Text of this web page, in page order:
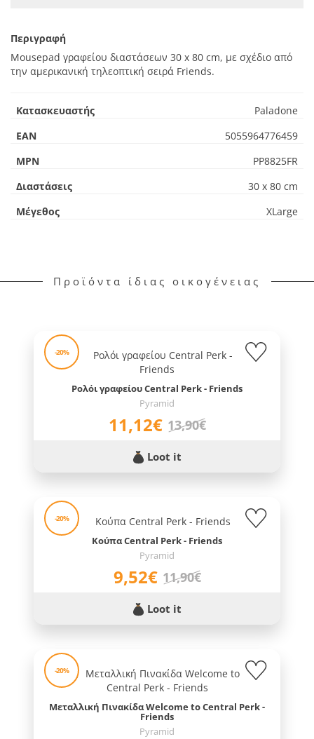
Περιγραφή
Mousepad γραφείου διαστάσεων 30 x 80 cm, με σχέδιο από
την αμερικανική τηλεοπτική σειρά Friends.
Κατασκευαστής
Paladone
EAN
5055964776459
MPN
PP8825FR
Διαστάσεις
30 x 80 cm
Μέγεθος
XLarge
Προϊόντα ίδιας οικογένειας
-20%
Ρολόι γραφείου Central Perk - Friends
Pyramid
11,12€ 13,90€
Loot it
-20%
Κούπα Central Perk - Friends
Pyramid
9,52€ 11,90€
Loot it
-20%
Μεταλλική Πινακίδα Welcome to Central Perk -
Friends
Pyramid